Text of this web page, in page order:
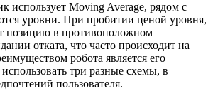
использует Moving Average, рядом с
уровни. При пробитии ценой уровня,
позицию в противоположном
отката, что часто происходит на
робота является его
три разные схемы, в
пользователя.